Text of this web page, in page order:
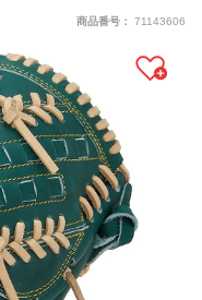
商品番号： 71143606